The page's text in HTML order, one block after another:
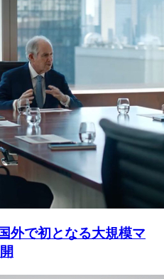
外で初となる大規模マ